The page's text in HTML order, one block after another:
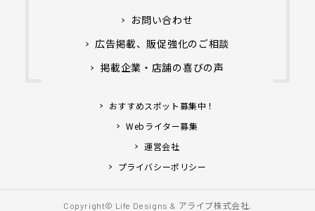
お問い合わせ
広告掲載、販促強化のご相談
掲載企業・店舗の喜びの声
おすすめスポット募集中！
Webライター募集
運営会社
プライバシーポリシー
Copyright© Life Designs & アライブ株式会社.